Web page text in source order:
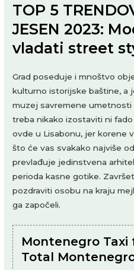
TOP 5
JESEN 2023:
vladati street
Grad poseduje i mnoštvo
kulturno istorijske baštine, a
muzej savremene umetnosti
treba nikako izostaviti ni
ovde u Lisabonu, jer korene
što će vas svakako najviše
prevlađuje jedinstvena
perioda kasne gotike.
pozdraviti osobu na kraju
ga započeli.
Montenegro Taxi
Total